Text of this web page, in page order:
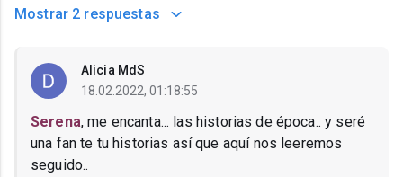
Mostrar 2 respuestas
Alicia MdS
18.02.2022, 01:18:55
Serena, me encanta... las historias de época.. y seré
una fan te tu historias así que aquí nos leeremos
seguido..